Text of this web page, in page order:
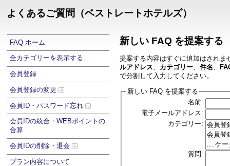
よくあるご質問（ベストレートホテルズ）
FAQ ホーム
全カテゴリーを表示する
会員登録
会員登録の変更
会員ID・パスワード忘れ
会員IDの統合・WEBポイントの
合算
会員IDの削除・退会
プラン内容について
新しい FAQ を提案する
提案する内容はすぐに追加はされ
ルアドレス
カテゴリー、 件名
で分割して入力してください。
新しい FAQ を提案する
名前:
電子メールアドレス:
カテゴリー:
質問: